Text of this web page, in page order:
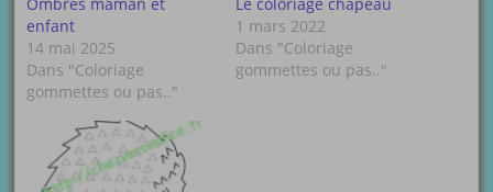
enfant
14 mai 2025
Dans "Coloriage
gommettes ou pas.."
1 mars 2022
Dans "Coloriage
gommettes ou pas.."